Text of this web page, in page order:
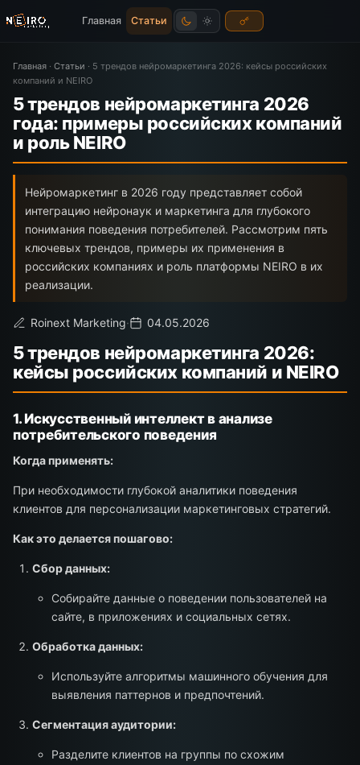
Главная Статьи
Главная · Статьи · 5 трендов нейромаркетинга 2026: кейсы российских
компаний и NEIRO
5 трендов нейромаркетинга 2026
года: примеры российских компаний
и роль NEIRO
Нейромаркетинг в 2026 году представляет собой
интеграцию нейронаук и маркетинга для глубокого
понимания поведения потребителей. Рассмотрим пять
ключевых трендов, примеры их применения в
российских компаниях и роль платформы NEIRO в их
реализации.
Roinext Marketing· 04.05.2026
5 трендов нейромаркетинга 2026:
кейсы российских компаний и NEIRO
1. Искусственный интеллект в анализе
потребительского поведения
Когда применять:
При необходимости глубокой аналитики поведения
клиентов для персонализации маркетинговых стратегий.
Как это делается пошагово:
Сбор данных:
Собирайте данные о поведении пользователей на
сайте, в приложениях и социальных сетях.
Обработка данных:
Используйте алгоритмы машинного обучения для
выявления паттернов и предпочтений.
Сегментация аудитории:
Разделите клиентов на группы по схожим